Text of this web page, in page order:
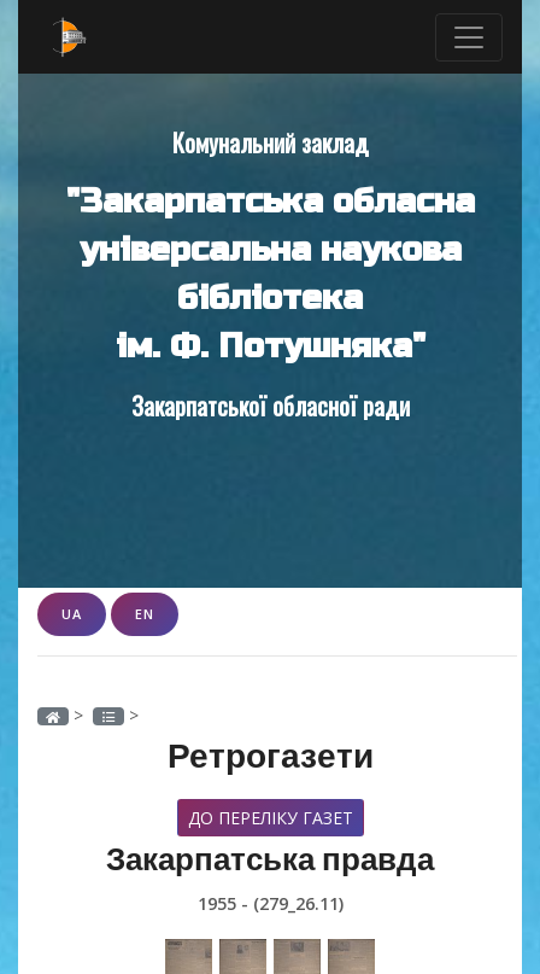
Комунальний заклад
"Закарпатська обласна
універсальна наукова
бібліотека
ім. Ф. Потушняка"
Закарпатської обласної ради
UA EN
> >
Ретрогазети
ДО ПЕРЕЛІКУ ГАЗЕТ
Закарпатська правда
1955 - (279_26.11)